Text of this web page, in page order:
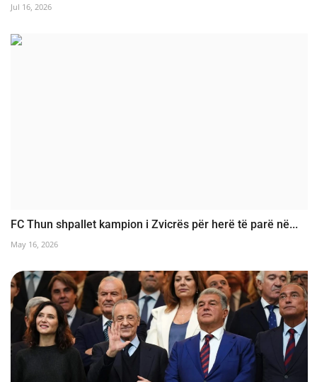
Jul 16, 2026
FC Thun shpallet kampion i Zvicrës për herë të parë në...
May 16, 2026